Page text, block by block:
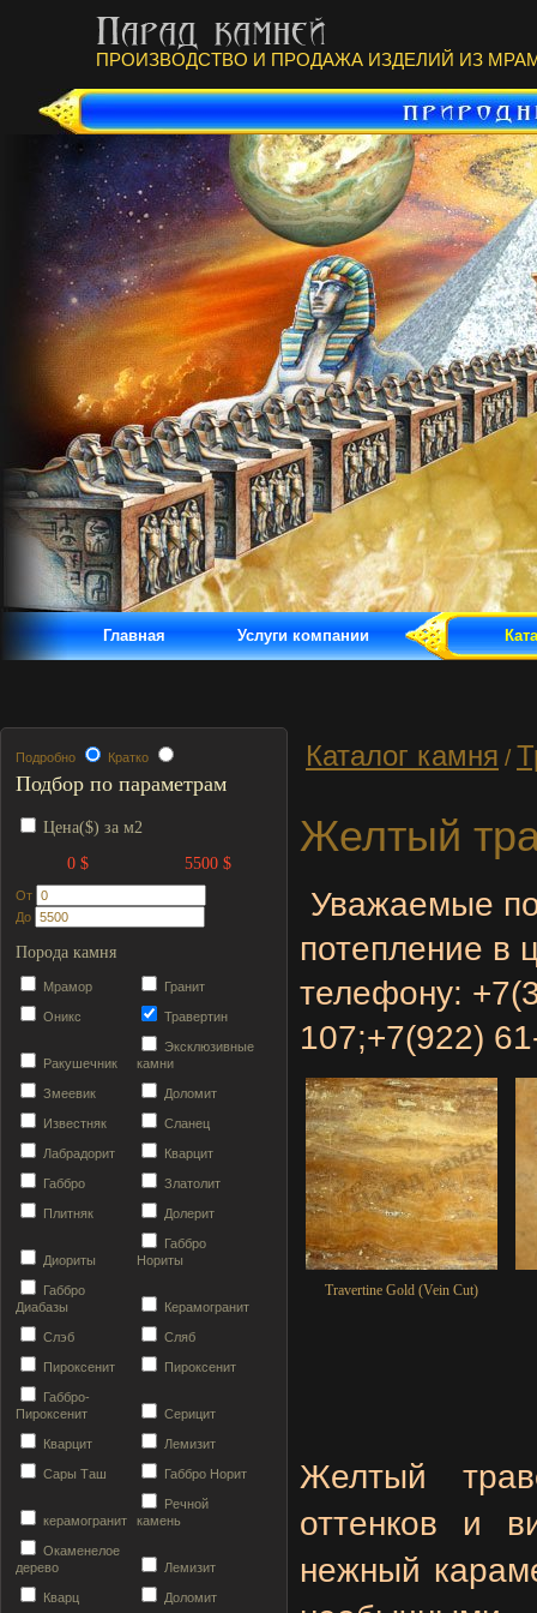
ПРОИЗВОДСТВО И ПРОДАЖА ИЗДЕЛИЙ ИЗ
Главная Услуги компании
Подробно Кратко
Подбор по параметрам
Цена($) за м2
0 $
5500 $
От
До
Порода камня
Мрамор Гранит
Оникс Травертин
Ракушечник
Эксклюзивные
камни
Змеевик Доломит
Известняк Сланец
Лабрадорит Кварцит
Габбро Златолит
Плитняк Долерит
Диориты
Габбро
Нориты
Габбро
Диабазы
Керамогранит
Слэб Сляб
Пироксенит Пироксенит
Габбро-
Пироксенит
Серицит
Кварцит Лемизит
Сары Таш Габбро Норит
керамогранит
Речной
камень
Окаменелое
дерево
Лемизит
Кварц Доломит
Каталог камня /
Желтый
Уважаемые
потепление в
телефону:
107;+7(922)
Travertine Gold (Vein Cut)
Желтый
оттенков и
нежный